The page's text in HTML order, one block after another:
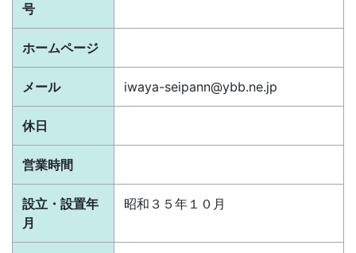
号
ホームページ
メール iwaya-seipann@ybb.ne.jp
休日
営業時間
設立・設置年
月
昭和３５年１０月